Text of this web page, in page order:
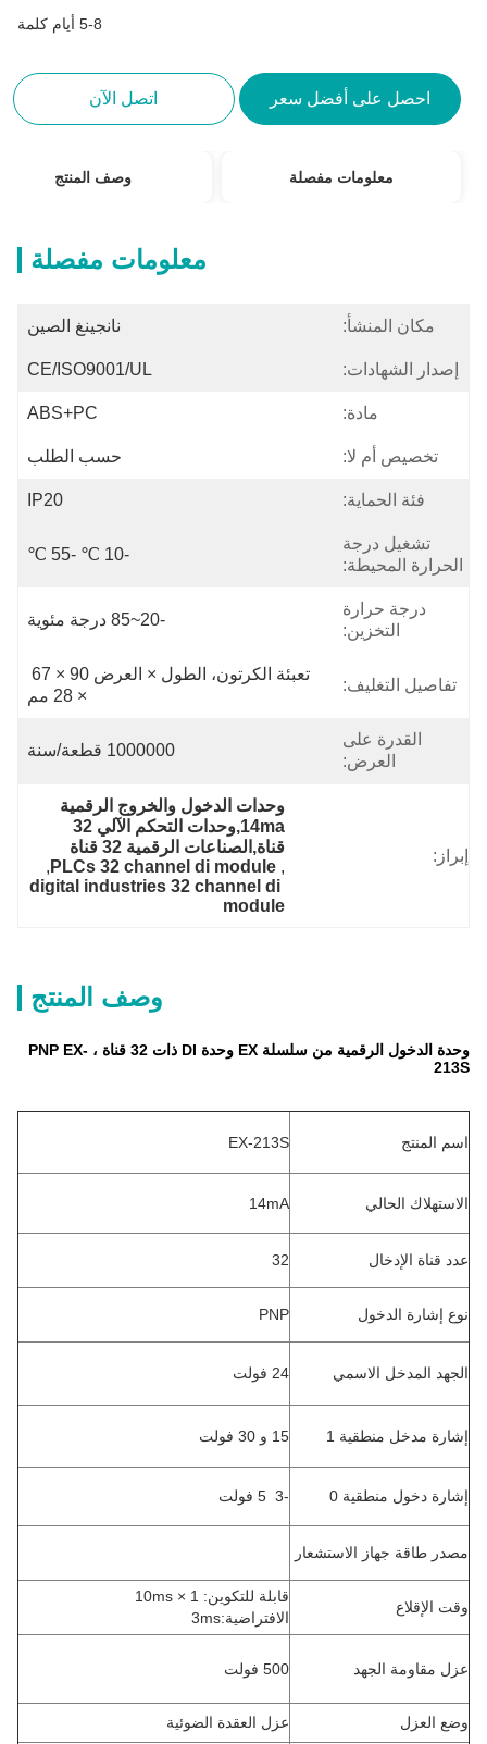
5-8 أيام كلمة
احصل على أفضل سعر اتصل الآن
معلومات مفصلة وصف المنتج
معلومات مفصلة
مكان المنشأ: نانجينغ الصين
إصدار الشهادات: CE/ISO9001/UL
مادة: ABS+PC
تخصيص أم لا: حسب الطلب
فئة الحماية: IP20
تشغيل درجة
الحرارة المحيطة:
درجة حرارة
التخزين:
تفاصيل التغليف:
تعبئة الكرتون، الطول × العرض 90 × 67
× 28 مم
القدرة على
العرض:
1000000 قطعة/سنة
إبراز:
وحدات الدخول والخروج الرقمية
14ma,وحدات التحكم الآلي 32
قناة,الصناعات الرقمية 32 قناة
,
PLCs 32 channel di module
,
digital industries 32 channel di
module
وصف المنتج
وحدة الدخول الرقمية من سلسلة EX وحدة DI ذات 32 قناة ، PNP EX-
213S
اسم المنتج EX-213S
الاستهلاك الحالي 14mA
عدد قناة الإدخال 32
نوع إشارة الدخول PNP
الجهد المدخل الاسمي 24 فولت
إشارة مدخل منطقية 1 15 و 30 فولت
إشارة دخول منطقية 0
مصدر طاقة جهاز الاستشعار
وقت الإقلاع
قابلة للتكوين: 1 × 10ms
الافتراضية:3ms
عزل مقاومة الجهد 500 فولت
وضع العزل عزل العقدة الضوئية